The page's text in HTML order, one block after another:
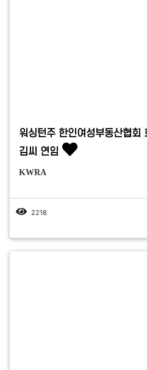
워싱턴주 한인여성부동산협회
김씨 연임
KWRA
2218